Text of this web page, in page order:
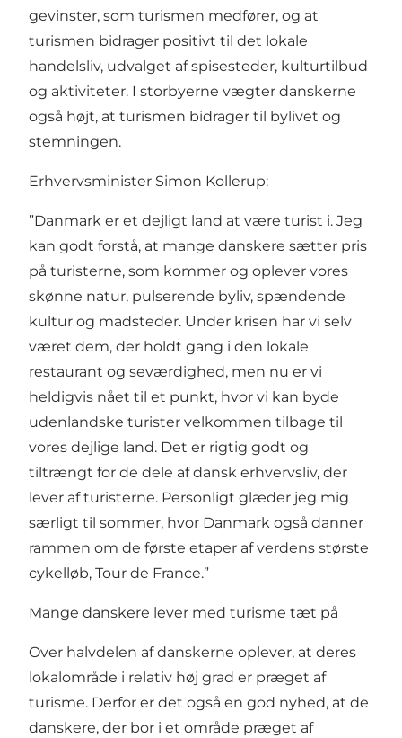
gevinster, som turismen medfører, og at
turismen bidrager positivt til det lokale
handelsliv, udvalget af spisesteder, kulturtilbud
og aktiviteter. I storbyerne vægter danskerne
også højt, at turismen bidrager til bylivet og
stemningen.
Erhvervsminister Simon Kollerup:
”Danmark er et dejligt land at være turist i. Jeg
kan godt forstå, at mange danskere sætter pris
på turisterne, som kommer og oplever vores
skønne natur, pulserende byliv, spændende
kultur og madsteder. Under krisen har vi selv
været dem, der holdt gang i den lokale
restaurant og seværdighed, men nu er vi
heldigvis nået til et punkt, hvor vi kan byde
udenlandske turister velkommen tilbage til
vores dejlige land. Det er rigtig godt og
tiltrængt for de dele af dansk erhvervsliv, der
lever af turisterne. Personligt glæder jeg mig
særligt til sommer, hvor Danmark også danner
rammen om de første etaper af verdens største
cykelløb, Tour de France.”
Mange danskere lever med turisme tæt på
Over halvdelen af danskerne oplever, at deres
lokalområde i relativ høj grad er præget af
turisme. Derfor er det også en god nyhed, at de
danskere, der bor i et område præget af